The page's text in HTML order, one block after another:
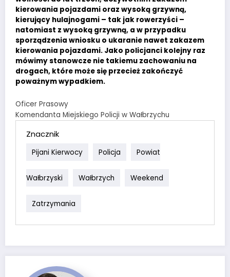
kierowania pojazdami oraz wysoką grzywną,
kierujący hulajnogami – tak jak rowerzyści –
natomiast z wysoką grzywną, a w przypadku
sporządzenia wniosku o ukaranie nawet zakazem
kierowania pojazdami. Jako policjanci kolejny raz
mówimy stanowcze nie takiemu zachowaniu na
drogach, które może się przecież zakończyć
poważnym wypadkiem.
Oficer Prasowy
Komendanta Miejskiego Policji w Wałbrzychu
Znacznik
Pijani Kierwocy Policja Powiat
Wałbrzyski Wałbrzych Weekend
Zatrzymania